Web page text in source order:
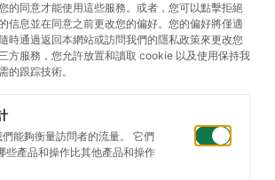
的同意才能使用這些服務。或者，您可以點擊拒絕
信息並在同意之前更改您的偏好。您的偏好將僅適
時通過返回本網站或訪問我們的隱私政策來更改您
方服務，您允許放置和讀取 cookie 以及使用保持我
的跟踪技術。
能夠衡量訪問者的流量。 它們
些產品和操作比其他產品和操作